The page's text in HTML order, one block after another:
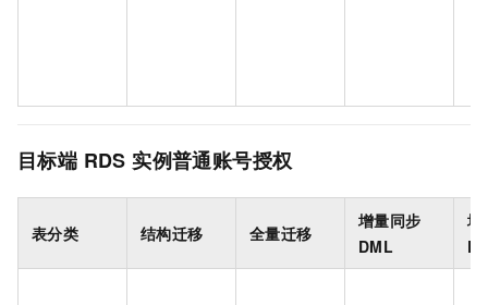
目标端 RDS 实例普通账号授权
表分类 结构迁移 全量迁移
增量同步
DML
增